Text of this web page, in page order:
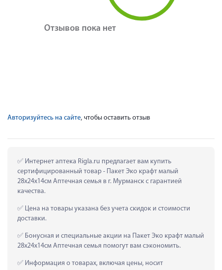
Отзывов пока нет
Авторизуйтесь на сайте, чтобы оставить отзыв
Интернет аптека Rigla.ru предлагает вам купить
сертифицированный товар - Пакет Эко крафт малый
28х24х14см Аптечная семья в г. Мурманск с гарантией
качества.
Цена на товары указана без учета скидок и стоимости
доставки.
Бонусная и специальные акции на Пакет Эко крафт малый
28х24х14см Аптечная семья помогут вам сэкономить.
Информация о товарах, включая цены, носит